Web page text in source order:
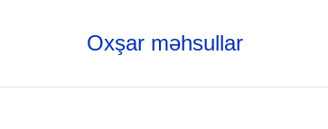
Oxşar məhsullar